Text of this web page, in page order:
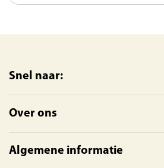
Snel naar:
Over ons
Algemene informatie